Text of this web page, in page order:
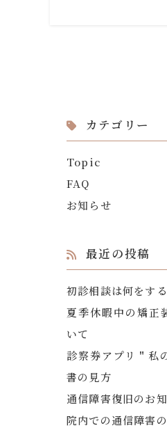
カテゴリー
Topic
FAQ
お知らせ
最近の投稿
初診相談は何をす
夏季休暇中の矯正
いて
診察券アプリ＂私
書の見方
通信障害復旧のお
院内での通信障害